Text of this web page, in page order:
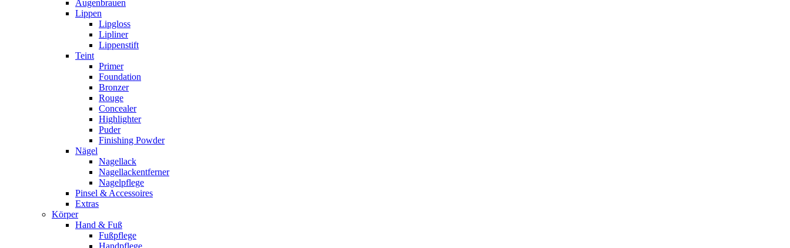
Augenbrauen
Lippen
Lipgloss
Lipliner
Lippenstift
Teint
Primer
Foundation
Bronzer
Rouge
Concealer
Highlighter
Puder
Finishing Powder
Nägel
Nagellack
Nagellackentferner
Nagelpflege
Pinsel & Accessoires
Extras
Körper
Hand & Fuß
Fußpflege
Handpflege